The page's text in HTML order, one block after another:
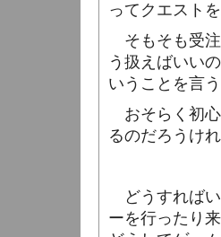
ってクエスト
そもそも受注
う扱えばいい
いうことを言う
おそらく初心
るのだろうけ
どうすればい
ーを行ったり